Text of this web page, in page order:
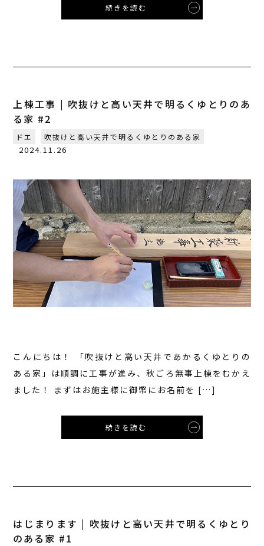
続きを読む
上棟工事 | 吹抜けと高い天井で明るくゆとりのあ
る家 #2
ドエ 吹抜けと高い天井で明るくゆとりのある家
2024.11.26
こんにちは！ 「吹抜けと高い天井であかるくゆとりの
ある家」は順調に工事が進み、秋ごろ無事上棟をむかえ
ました！ まずはお施主様に御幣にお名前を […]
続きを読む
はじまります | 吹抜けと高い天井で明るくゆとり
のある家 #1